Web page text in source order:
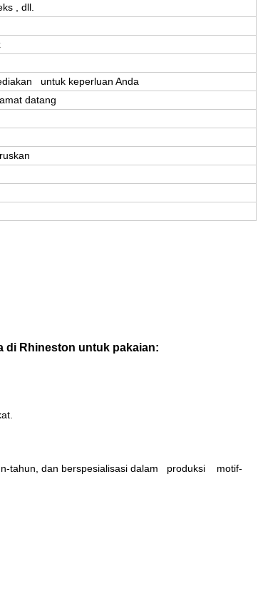
, dll.
untuk keperluan Anda
datang
di Rhineston untuk pakaian:
dan berspesialisasi dalam
produksi motif-